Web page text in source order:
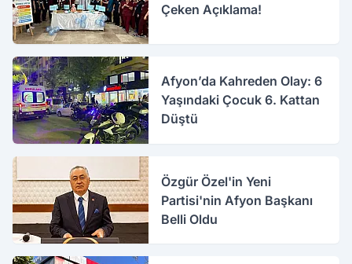
Çeken Açıklama!
Afyon’da Kahreden Olay: 6
Yaşındaki Çocuk 6. Kattan
Düştü
Özgür Özel'in Yeni
Partisi'nin Afyon Başkanı
Belli Oldu